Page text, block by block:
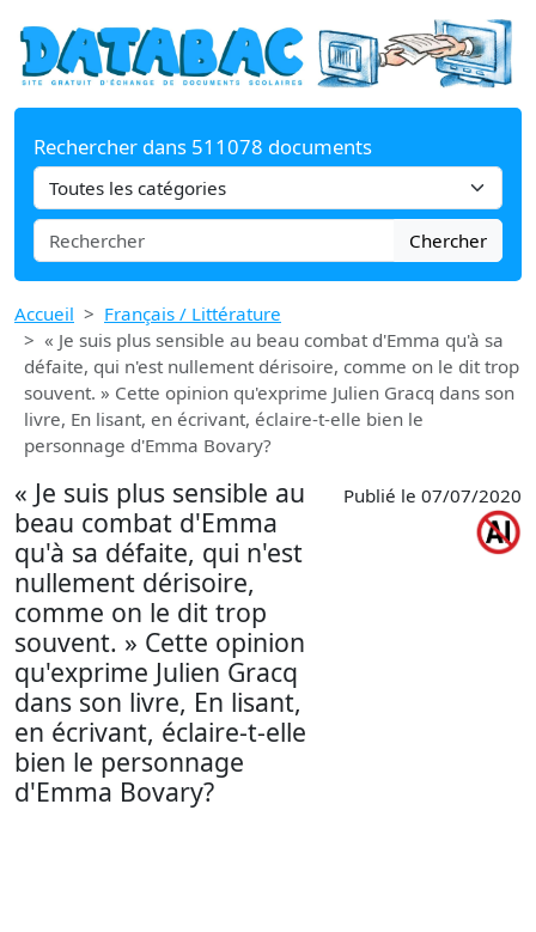
Rechercher dans 511078 documents
Chercher
Accueil
Français / Littérature
« Je suis plus sensible au beau combat d'Emma qu'à sa
défaite, qui n'est nullement dérisoire, comme on le dit trop
souvent. » Cette opinion qu'exprime Julien Gracq dans son
livre, En lisant, en écrivant, éclaire-t-elle bien le
personnage d'Emma Bovary?
« Je suis plus sensible au
beau combat d'Emma
qu'à sa défaite, qui n'est
nullement dérisoire,
comme on le dit trop
souvent. » Cette opinion
qu'exprime Julien Gracq
dans son livre, En lisant,
en écrivant, éclaire-t-elle
bien le personnage
d'Emma Bovary?
Publié le 07/07/2020